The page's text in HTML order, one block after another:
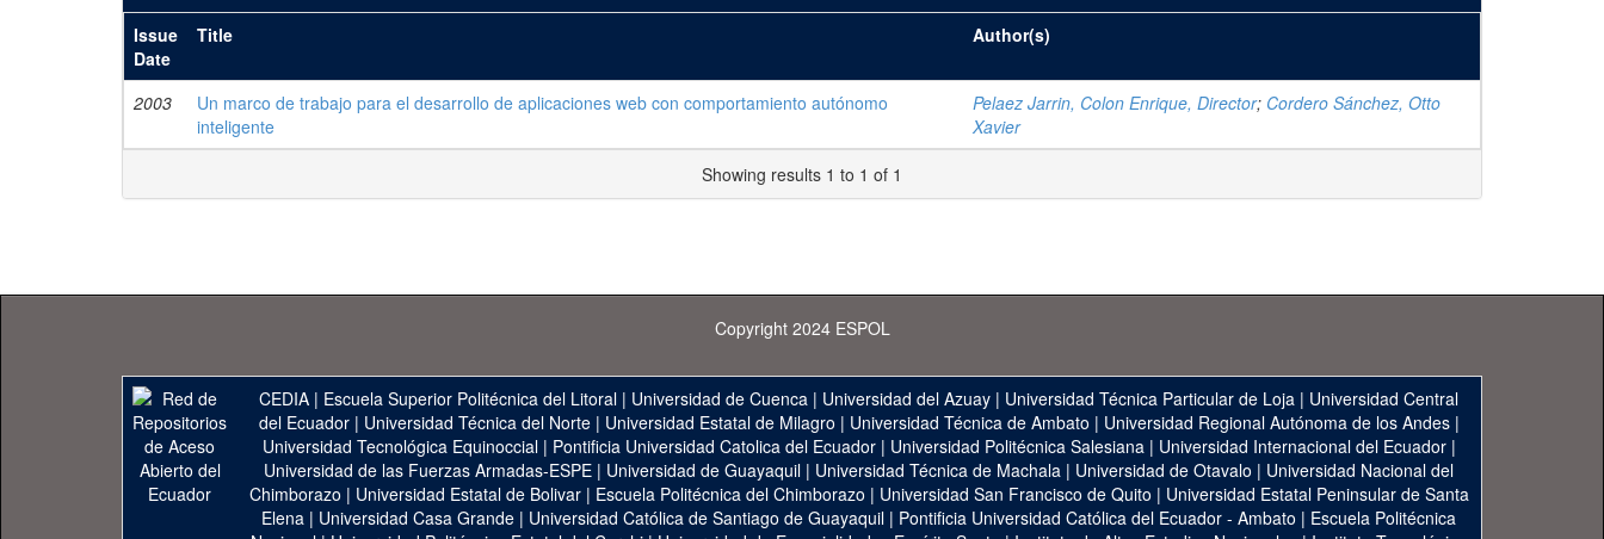
Issue
Date
Title Author(s)
2003
Un marco de trabajo para el desarrollo de aplicaciones web con comportamiento autónomo
inteligente
Pelaez Jarrin, Colon Enrique, Director; Cordero Sánchez, Otto
Xavier
Showing results 1 to 1 of 1
Copyright 2024 ESPOL
CEDIA | Escuela Superior Politécnica del Litoral | Universidad de Cuenca | Universidad del Azuay | Universidad Técnica Particular de Loja | Universidad Central
del Ecuador| Universidad Técnica del Norte| Universidad Estatal de Milagro | Universidad Técnica de Ambato | Universidad Regional Autónoma de los Andes|
Universidad Tecnológica Equinoccial| Pontificia Universidad Catolica del Ecuador| Universidad Politécnica Salesiana| Universidad Internacional del Ecuador|
Universidad de las Fuerzas Armadas-ESPE | Universidad de Guayaquil | Universidad Técnica de Machala | Universidad de Otavalo | Universidad Nacional del
Chimborazo | Universidad Estatal de Bolivar| Escuela Politécnica del Chimborazo | Universidad San Francisco de Quito | Universidad Estatal Peninsular de Santa
Elena | Universidad Casa Grande | Universidad Católica de Santiago de Guayaquil | Pontificia Universidad Católica del Ecuador - Ambato | Escuela Politécnica